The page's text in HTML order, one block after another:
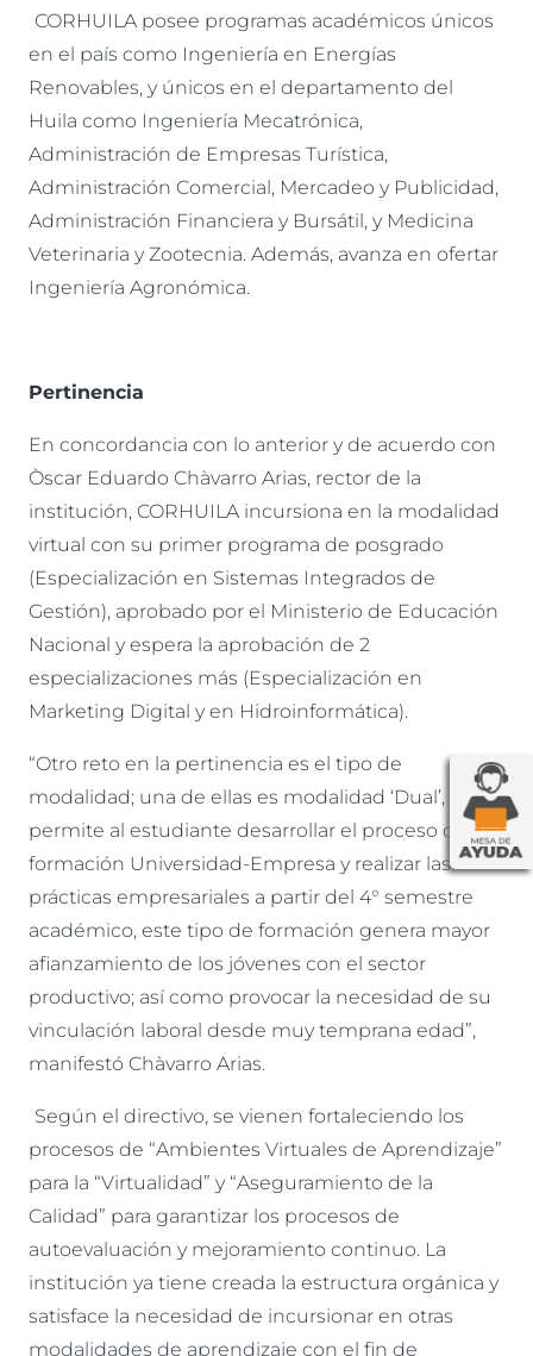
CORHUILA posee programas académicos únicos
en el país como Ingeniería en Energías
Renovables, y únicos en el departamento del
Huila como Ingeniería Mecatrónica,
Administración de Empresas Turística,
Administración Comercial, Mercadeo y Publicidad,
Administración Financiera y Bursátil, y Medicina
Veterinaria y Zootecnia. Además, avanza en ofertar
Ingeniería Agronómica.
Pertinencia
En concordancia con lo anterior y de acuerdo con
Òscar Eduardo Chàvarro Arias, rector de la
institución, CORHUILA incursiona en la modalidad
virtual con su primer programa de posgrado
(Especialización en Sistemas Integrados de
Gestión), aprobado por el Ministerio de Educación
Nacional y espera la aprobación de 2
especializaciones más (Especialización en
Marketing Digital y en Hidroinformática).
“Otro reto en la pertinencia es el tipo de
modalidad; una de ellas es modalidad ‘Dual’, que
permite al estudiante desarrollar el proceso de
formación Universidad-Empresa y realizar las
prácticas empresariales a partir del 4° semestre
académico, este tipo de formación genera mayor
afianzamiento de los jóvenes con el sector
productivo; así como provocar la necesidad de su
vinculación laboral desde muy temprana edad”,
manifestó Chàvarro Arias.
Según el directivo, se vienen fortaleciendo los
procesos de “Ambientes Virtuales de Aprendizaje”
para la “Virtualidad” y “Aseguramiento de la
Calidad” para garantizar los procesos de
autoevaluación y mejoramiento continuo. La
institución ya tiene creada la estructura orgánica y
satisface la necesidad de incursionar en otras
modalidades de aprendizaje con el fin de